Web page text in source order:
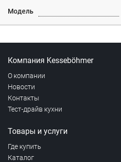
Модель
Компания Kesseböhmer
О компании
Новости
Контакты
Тест-драйв кухни
Товары и услуги
Где купить
Каталог